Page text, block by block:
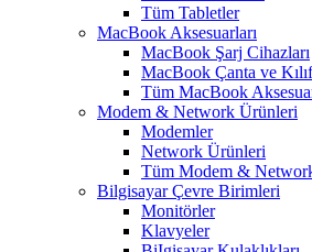
Tüm Tabletler
MacBook Aksesuarları
MacBook Şarj Cihazları
MacBook Çanta ve
Tüm MacBook
Modem & Network Ürünleri
Modemler
Network Ürünleri
Tüm Modem &
Bilgisayar Çevre Birimleri
Monitörler
Klavyeler